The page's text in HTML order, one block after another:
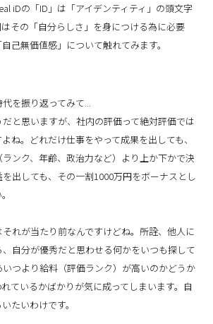
iDの「ID」は「アイデンティティ」の頭文字
その「自分らしさ」を身につける為に必要
己無価値感」について触れてみます。
を振り返ってみて...
と思いますが、社内の評価って絶対評価では
ね。どれだけ仕事をやって成果を出しても、
ンク、年齢、政治力など）より上か下かで決
出しても、その一割1000万円をボーナスとし
れが当たり前なんですけどね。所詮、他人に
自分が優秀だと思わせる何かをいつも探して
つより給料（評価ランク）が高いのかどうか
ているかばかりが気に成ってしまいます。自
たいわけです。